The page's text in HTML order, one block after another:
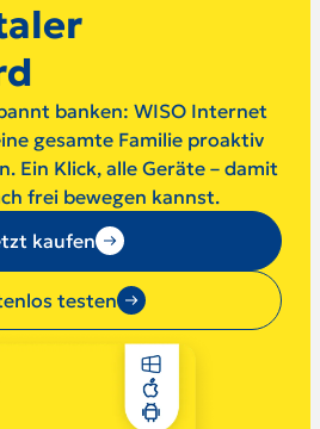
banken: WISO Internet
gesamte Familie proaktiv
Ein Klick, alle Geräte – damit
frei bewegen kannst.
kaufen
testen